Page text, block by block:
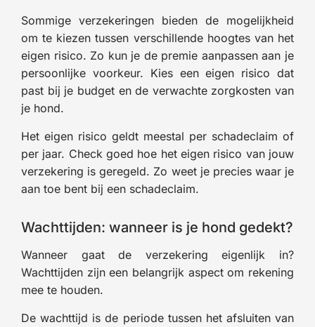
Sommige verzekeringen bieden de mogelijkheid
om te kiezen tussen verschillende hoogtes van het
eigen risico. Zo kun je de premie aanpassen aan je
persoonlijke voorkeur. Kies een eigen risico dat
past bij je budget en de verwachte zorgkosten van
je hond.
Het eigen risico geldt meestal per schadeclaim of
per jaar. Check goed hoe het eigen risico van jouw
verzekering is geregeld. Zo weet je precies waar je
aan toe bent bij een schadeclaim.
Wachttijden: wanneer is je hond gedekt?
Wanneer gaat de verzekering eigenlijk in?
Wachttijden zijn een belangrijk aspect om rekening
mee te houden.
De wachttijd is de periode tussen het afsluiten van